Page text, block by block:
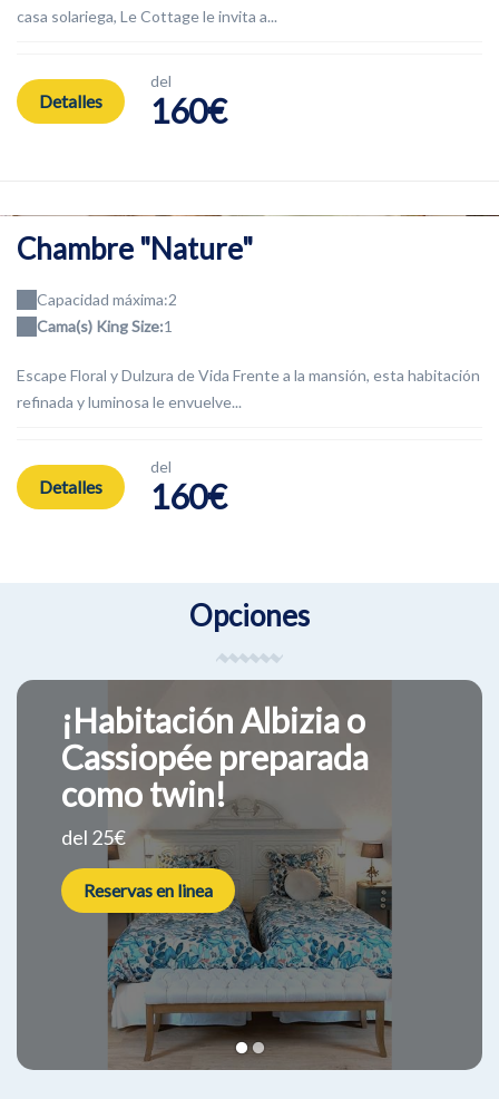
casa solariega, Le Cottage le invita a...
Detalles
del
160€
Chambre "Nature"
Capacidad máxima:2
Cama(s) King Size:1
Escape Floral y Dulzura de Vida Frente a la mansión, esta habitación
refinada y luminosa le envuelve...
Detalles
del
160€
Opciones
¡Habitación Albizia o
Cassiopée preparada
como twin!
del 25€
Reservas en linea
1 2